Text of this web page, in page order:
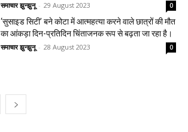
समाचार झुन्झुनू - 29 August 2023 0
‘सुसाइड सिटी’ बने कोटा में आत्महत्या करने वाले छात्रों की मौत
का आंकड़ा दिन-प्रतिदिन चिंताजनक रूप से बढ़ता जा रहा है।
समाचार झुन्झुनू - 28 August 2023 0